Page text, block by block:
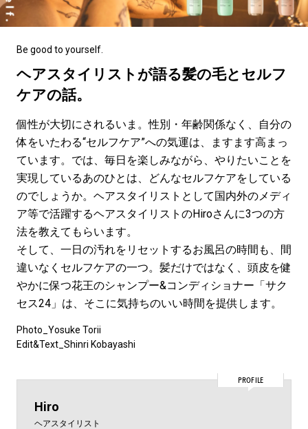
#Commune H #FOCUS IT #AH.H
#ととけん #FASHION
#LIFESTYLE #SNEAKER #OUTDOOR
#SPORTS
Be good to yourself.
ヘアスタイリストが語る髪の毛とセルフ
ケアの話。
個性が大切にされるいま。性別・年齢関係なく、自分の
体をいたわる“セルフケア”への気運は、ますます高まっ
ています。では、毎日を楽しみながら、やりたいことを
実現しているあのひとは、どんなセルフケアをしている
のでしょうか。ヘアスタイリストとして国内外のメディ
ア等で活躍するヘアスタイリストのHiroさんに3つの方
法を教えてもらいます。
そして、一日の汚れをリセットするお風呂の時間も、間
違いなくセルフケアの一つ。髪だけではなく、頭皮を健
やかに保つ花王のシャンプー&コンディショナー「サク
セス24」は、そこに気持ちのいい時間を提供します。
Photo_Yosuke Torii
Edit&Text_Shinri Kobayashi
PROFILE
Hiro
ヘアスタイリスト